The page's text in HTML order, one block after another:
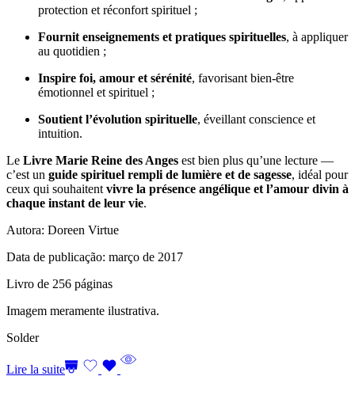
protection et réconfort spirituel ;
Fournit enseignements et pratiques spirituelles, à appliquer
au quotidien ;
Inspire foi, amour et sérénité, favorisant bien-être
émotionnel et spirituel ;
Soutient l’évolution spirituelle, éveillant conscience et
intuition.
Le Livre Marie Reine des Anges est bien plus qu’une lecture —
c’est un guide spirituel rempli de lumière et de sagesse, idéal pour
ceux qui souhaitent vivre la présence angélique et l’amour divin à
chaque instant de leur vie.
Autora: Doreen Virtue
Data de publicação: março de 2017
Livro de 256 páginas
Imagem meramente ilustrativa.
Solder
Lire la suite